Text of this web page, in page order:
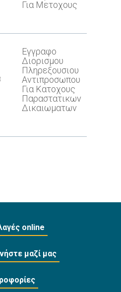
Για Μετοχους
Εγγραφο
Διορισμου
Πληρεξουσιου
Αντιπροσωπου
Για Κατοχους
Παραστατικων
Δικαιωματων
online
μαζί μας